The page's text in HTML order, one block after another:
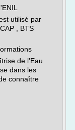
utilisé par
, BTS
de l'Eau
dans les
connaître